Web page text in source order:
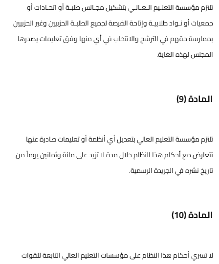
تلتزم مؤسسة التعلـيم الـعـالـي بتشكيل مجـالس طلبـة أو اتحـادات أو
جمعيات أو نـواد طلابيـة وإتاحة الفرصة لجميع الطلبـة الحزبيين وغير الحزبيين
بممارسة حقهم في الترشح والانتخاب في أي منها وفق تعليمات يصدرها
المجلس لهذه الغاية.
المادة (9)
تلتزم مؤسسة التعليم العالي بتعديل أي أنظمة أو تعليمات صادرة عنها
تتعارض مع أحكام هذا النظام خلال مدة لا تزيد على مائة وثمانين يوماً من
تاريخ نشره في الجريدة الرسمية.
المادة (10)
لا تسري أحكام هذا النظام على مؤسسات التعليم العالي التابعة للقوات